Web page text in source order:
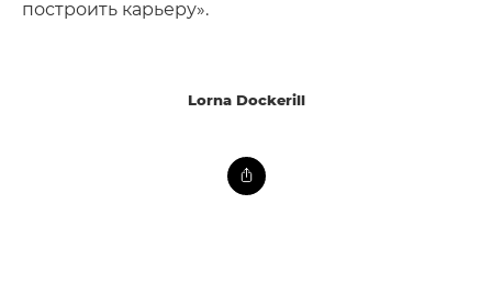
построить карьеру».
Lorna Dockerill